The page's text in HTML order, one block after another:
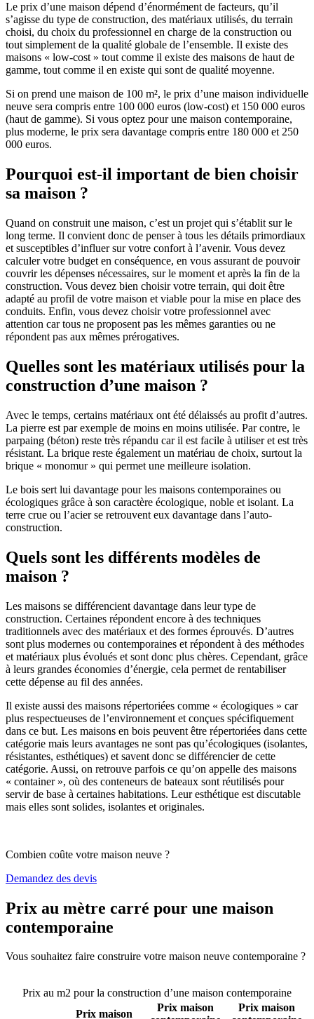
Le prix d’une maison dépend d’énormément de facteurs, qu’il
s’agisse du type de construction, des matériaux utilisés, du terrain
choisi, du choix du professionnel en charge de la construction ou
tout simplement de la qualité globale de l’ensemble. Il existe des
maisons « low-cost » tout comme il existe des maisons de haut de
gamme, tout comme il en existe qui sont de qualité moyenne.
Si on prend une maison de 100 m², le prix d’une maison individuelle
neuve sera compris entre 100 000 euros (low-cost) et 150 000 euros
(haut de gamme). Si vous optez pour une maison contemporaine,
plus moderne, le prix sera davantage compris entre 180 000 et 250
000 euros.
Pourquoi est-il important de bien choisir
sa maison ?
Quand on construit une maison, c’est un projet qui s’établit sur le
long terme. Il convient donc de penser à tous les détails primordiaux
et susceptibles d’influer sur votre confort à l’avenir. Vous devez
calculer votre budget en conséquence, en vous assurant de pouvoir
couvrir les dépenses nécessaires, sur le moment et après la fin de la
construction. Vous devez bien choisir votre terrain, qui doit être
adapté au profil de votre maison et viable pour la mise en place des
conduits. Enfin, vous devez choisir votre professionnel avec
attention car tous ne proposent pas les mêmes garanties ou ne
répondent pas aux mêmes prérogatives.
Quelles sont les matériaux utilisés pour la
construction d’une maison ?
Avec le temps, certains matériaux ont été délaissés au profit d’autres.
La pierre est par exemple de moins en moins utilisée. Par contre, le
parpaing (béton) reste très répandu car il est facile à utiliser et est très
résistant. La brique reste également un matériau de choix, surtout la
brique « monomur » qui permet une meilleure isolation.
Le bois sert lui davantage pour les maisons contemporaines ou
écologiques grâce à son caractère écologique, noble et isolant. La
terre crue ou l’acier se retrouvent eux davantage dans l’auto-
construction.
Quels sont les différents modèles de
maison ?
Les maisons se différencient davantage dans leur type de
construction. Certaines répondent encore à des techniques
traditionnels avec des matériaux et des formes éprouvés. D’autres
sont plus modernes ou contemporaines et répondent à des méthodes
et matériaux plus évolués et sont donc plus chères. Cependant, grâce
à leurs grandes économies d’énergie, cela permet de rentabiliser
cette dépense au fil des années.
Il existe aussi des maisons répertoriées comme « écologiques » car
plus respectueuses de l’environnement et conçues spécifiquement
dans ce but. Les maisons en bois peuvent être répertoriées dans cette
catégorie mais leurs avantages ne sont pas qu’écologiques (isolantes,
résistantes, esthétiques) et savent donc se différencier de cette
catégorie. Aussi, on retrouve parfois ce qu’on appelle des maisons
« container », où des conteneurs de bateaux sont réutilisés pour
servir de base à certaines habitations. Leur esthétique est discutable
mais elles sont solides, isolantes et originales.
Combien coûte votre maison neuve ?
Demandez des devis
Prix au mètre carré pour une maison
contemporaine
Vous souhaitez faire construire votre maison neuve contemporaine ?
Prix au m2 pour la construction d’une maison contemporaine
Prix maison
Prix maison
Prix maison